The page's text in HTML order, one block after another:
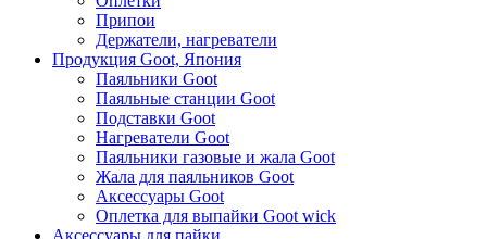
Припои
Держатели, нагреватели
Продукция Goot, Япония
Паяльники Goot
Паяльные станции Goot
Подставки Goot
Нагреватели Goot
Паяльники газовые и жала Goot
Жала для паяльников Goot
Аксессуары Goot
Оплетка для выпайки Goot wick
Аксессуары для пайки